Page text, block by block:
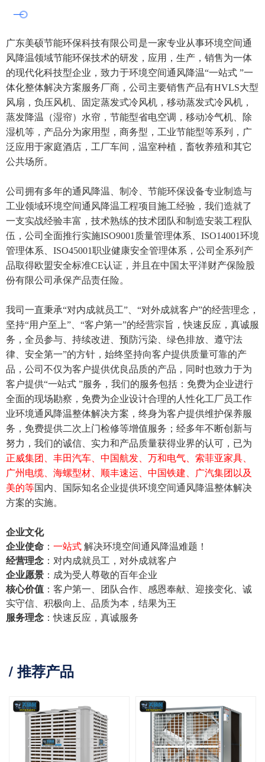
广东美硕节能环保科技有限公司是一家专业从事环境空间通
风降温领域节能环保技术的研发，应用，生产，销售为一体
的现代化科技型企业，致力于环境空间通风降温“一站式 ”一
体化整体解决方案服务厂商，公司主要销售产品有HVLS大型
风扇，负压风机、固定蒸发式冷风机，移动蒸发式冷风机，
蒸发降温（湿帘）水帘，节能型省电空调，移动冷气机、除
湿机等，产品分为家用型，商务型，工业节能型等系列，广
泛应用于家庭酒店，工厂车间，温室种植，畜牧养殖和其它
公共场所。
公司拥有多年的通风降温、制冷、节能环保设备专业制造与
工业领域环境空间通风降温工程项目施工经验，我们造就了
一支实战经验丰富，技术熟练的技术团队和制造安装工程队
伍，公司全面推行实施ISO9001质量管理体系、ISO14001环境
管理体系、ISO45001职业健康安全管理体系，公司全系列产
品取得欧盟安全标准CE认证，并且在中国太平洋财产保险股
份有限公司承保产品责任险。
我司一直秉承“对内成就员工”、“对外成就客户”的经营理念，
坚持“用户至上”、“客户第一”的经营宗旨，快速反应，真诚服
务，全员参与、持续改进、预防污染、绿色排放、遵守法
律、安全第一”的方针，始终坚持向客户提供质量可靠的产
品，公司不仅为客户提供优良品质的产品，同时也致力于为
客户提供“一站式 ”服务，我们的服务包括：免费为企业进行
全面的现场勘察，免费为企业设计合理的人性化工厂员工作
业环境通风降温整体解决方案，终身为客户提供维护保养服
务，免费提供二次上门检修等增值服务；经多年不断创新与
努力，我们的诚信、实力和产品质量获得业界的认可，已为
正威集团、丰田汽车、中国航发、万和电气、索菲亚家具、
广州电缆、海螺型材、顺丰速运、中国铁建、广汽集团以及
美的等国内、国际知名企业提供环境空间通风降温整体解决
方案的实施。
企业文化
企业使命 ： 一站式解决环境空间通风降温难题！
经营理念 ：对内成就员工，对外成就客户
企业愿景 ：成为受人尊敬的百年企业
核心价值 ：客户第一、团队合作、感恩奉献、迎接变化、诚
实守信、积极向上、品质为本，结果为王
服务理念 ：快速反应，真诚服务
/ 推荐产品